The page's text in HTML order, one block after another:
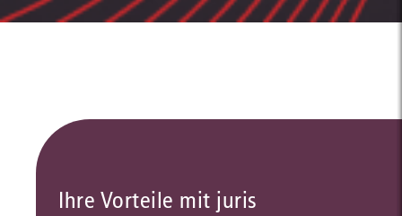
Ihre Vorteile mit juris